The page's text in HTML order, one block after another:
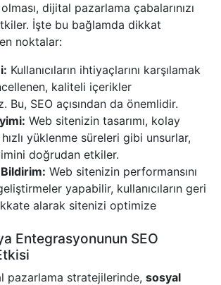
dijital pazarlama çabalarınızı
İşte bu bağlamda dikkat
noktalar:
Kullanıcıların ihtiyaçlarını karşılamak
kaliteli içerikler
Bu, SEO açısından da önemlidir.
Web sitenizin tasarımı, kolay
yüklenme süreleri gibi unsurlar,
doğrudan etkiler.
Web sitenizin performansını
yapabilir, kullanıcıların geri
alarak sitenizi optimize
Entegrasyonunun SEO
pazarlama stratejilerinde, sosyal